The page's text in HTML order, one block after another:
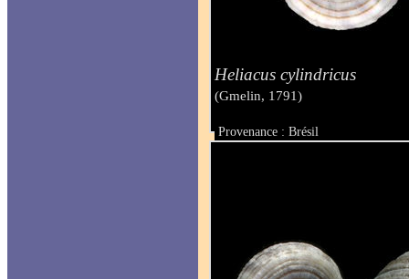
Heliacus cylindricus
(Gmelin, 1791)
Provenance : Brésil
Taille : 10 mm